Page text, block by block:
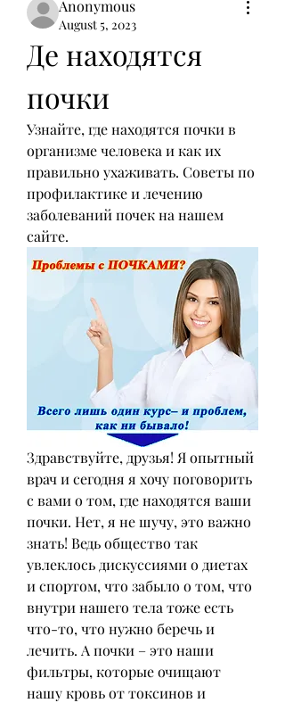
Anonymous
August 5, 2023
Де находятся
почки
Узнайте, где находятся почки в
организме человека и как их
правильно ухаживать. Советы по
профилактике и лечению
заболеваний почек на нашем
сайте.
Здравствуйте, друзья! Я опытный
врач и сегодня я хочу поговорить
с вами о том, где находятся ваши
почки. Нет, я не шучу, это важно
знать! Ведь общество так
увлеклось дискуссиями о диетах
и спортом, что забыло о том, что
внутри нашего тела тоже есть
что-то, что нужно беречь и
лечить. А почки – это наши
фильтры, которые очищают
нашу кровь от токсинов и